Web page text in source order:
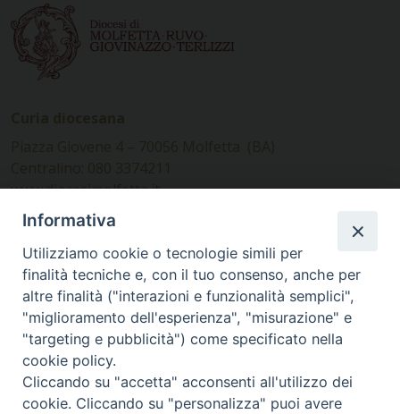
www.diocesimolfetta.it –
diocesimolfetta@pec.chiesacattolica.it
Ufficio Comunicazioni sociali
Piazza Giovene 4 – 70056 Molfetta (BA)
comunicazionisociali@diocesimolfetta.it
SEGUICI SU
Informativa
Utilizziamo cookie o tecnologie simili per
finalità tecniche e, con il tuo consenso, anche per
altre finalità ("interazioni e funzionalità semplici",
"miglioramento dell'esperienza", "misurazione" e
"targeting e pubblicità") come specificato nella
cookie policy.
Cliccando su "accetta" acconsenti all'utilizzo dei
cookie. Cliccando su "personalizza" puoi avere